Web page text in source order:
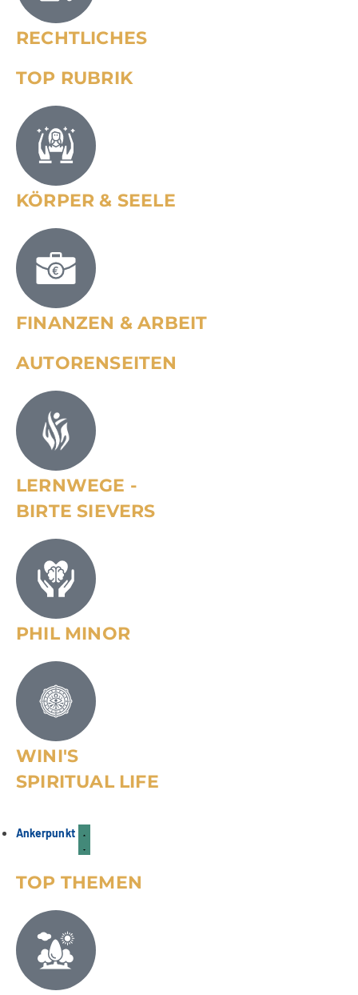
RECHTLICHES
TOP RUBRIK
KÖRPER & SEELE
FINANZEN & ARBEIT
AUTORENSEITEN
LERNWEGE -
BIRTE SIEVERS
PHIL MINOR
WINI'S
SPIRITUAL LIFE
Zukunftsvisionen | Horoskop
Juli
Ankerpunkt
TOP THEMEN